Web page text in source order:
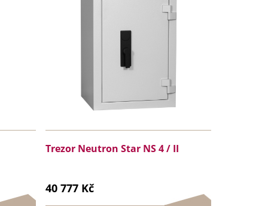
Trezor Neutron Star NS 4 / II
40 777 Kč